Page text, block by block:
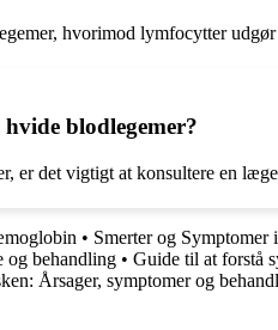
hvorimod lymfocytter
blodlegemer?
er det vigtigt at konsultere en
• Smerter og
og behandling • Guide til at forstå
Årsager, symptomer og